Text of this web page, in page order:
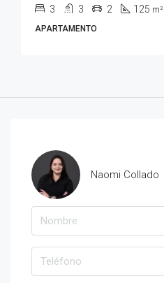
3 3 2 125 m²
APARTAMENTO
Naomi Collado